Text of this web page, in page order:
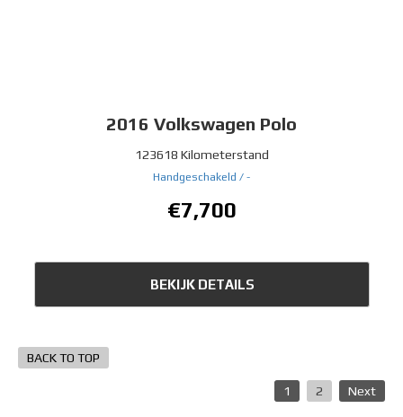
2016 Volkswagen Polo
123618 Kilometerstand
Handgeschakeld / -
€7,700
BEKIJK DETAILS
BACK TO TOP
1 2 Next